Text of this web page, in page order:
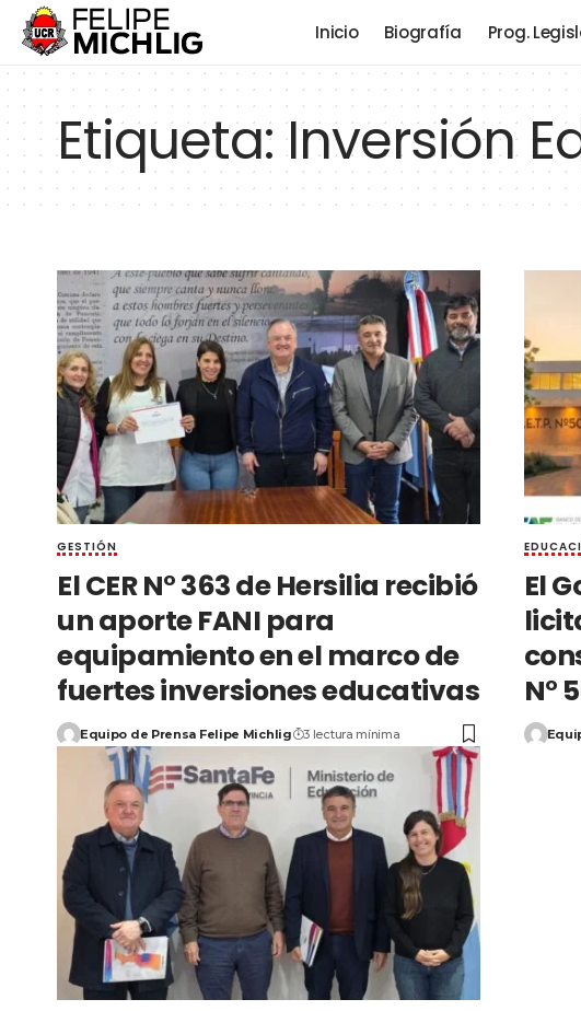
Inicio Biografía Prog.
Etiqueta:Inversión
GESTIÓN
El CER N° 363 de Hersilia recibió
un aporte FANI para
equipamiento en el marco de
fuertes inversiones educativas
Equipo de Prensa Felipe Michlig 3 lectura mínima
El
N°